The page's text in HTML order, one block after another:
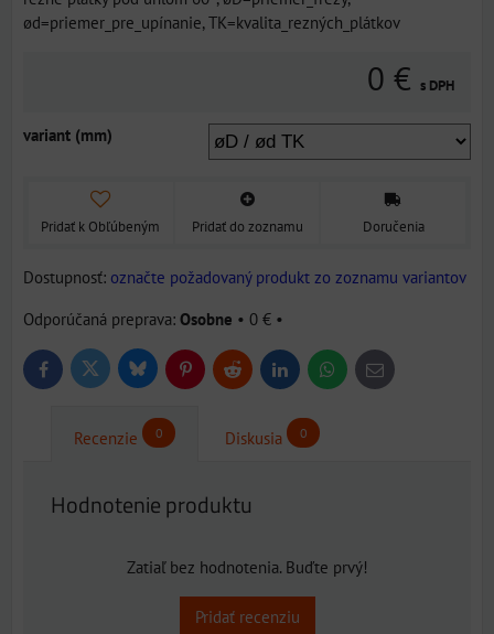
ød=priemer_pre_upínanie, TK=kvalita_rezných_plátkov
0 € s DPH
variant (mm)
Pridať k Obľúbeným Pridať do zoznamu Doručenia
Dostupnosť: označte požadovaný produkt zo zoznamu variantov
Osobne • 0 € •
FacebookTwitter BlueskyPinterestReddit LinkedInWhatsApp
E-
mail
Recenzie 0 Diskusia 0
Hodnotenie produktu
Zatiaľ bez hodnotenia. Buďte prvý!
Pridať recenziu